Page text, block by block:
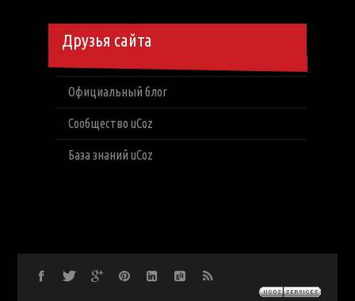
Друзья сайта
Официальный блог
Сообщество uCoz
База знаний uCoz